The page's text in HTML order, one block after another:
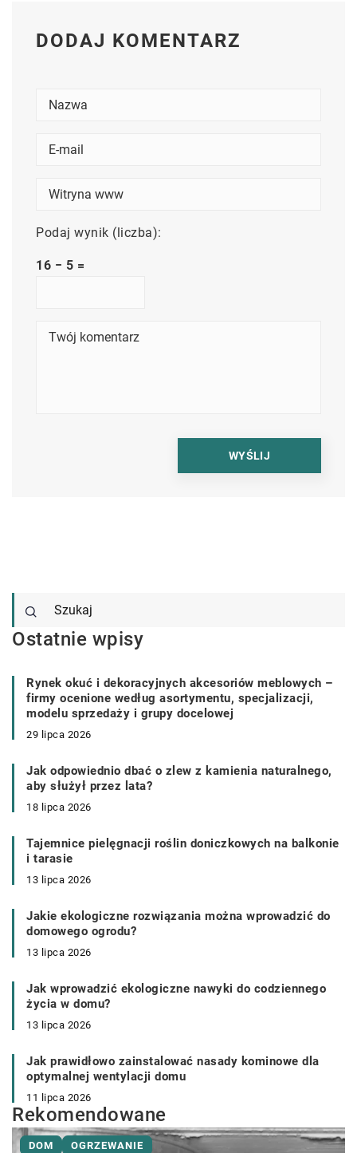
DODAJ KOMENTARZ
Podaj wynik (liczba):
16 − 5 =
Ostatnie wpisy
Rynek okuć i dekoracyjnych akcesoriów meblowych –
firmy ocenione według asortymentu, specjalizacji,
modelu sprzedaży i grupy docelowej
29 lipca 2026
Jak odpowiednio dbać o zlew z kamienia naturalnego,
aby służył przez lata?
18 lipca 2026
Tajemnice pielęgnacji roślin doniczkowych na balkonie
i tarasie
13 lipca 2026
Jakie ekologiczne rozwiązania można wprowadzić do
domowego ogrodu?
13 lipca 2026
Jak wprowadzić ekologiczne nawyki do codziennego
życia w domu?
13 lipca 2026
Jak prawidłowo zainstalować nasady kominowe dla
optymalnej wentylacji domu
11 lipca 2026
Rekomendowane
DOM OGRZEWANIE